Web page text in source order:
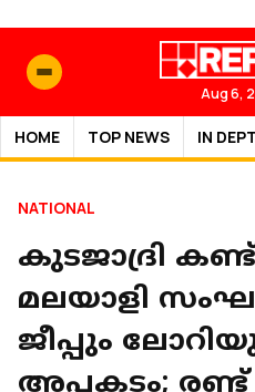
Aug 6,
HOME TOP NEWS IN
NATIONAL
കുടജാദ്രി
മലയാളി
ജീപ്പും